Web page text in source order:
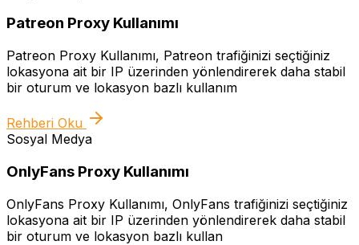
Patreon Proxy Kullanımı
Patreon Proxy Kullanımı, Patreon trafiğinizi seçtiğiniz
lokasyona ait bir IP üzerinden yönlendirerek daha stabil
bir oturum ve lokasyon bazlı kullanım
Rehberi Oku
Sosyal Medya
OnlyFans Proxy Kullanımı
OnlyFans Proxy Kullanımı, OnlyFans trafiğinizi seçtiğiniz
lokasyona ait bir IP üzerinden yönlendirerek daha stabil
bir oturum ve lokasyon bazlı kullan